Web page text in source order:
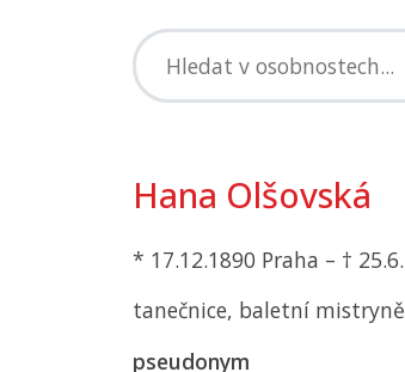
Hana Olšovská
* 17.12.1890 Praha – †
tanečnice, baletní
pseudonym